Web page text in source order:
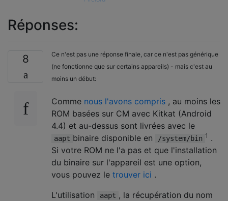
Réponses:
8
Ce n'est pas une réponse finale, car ce n'est pas générique
(ne fonctionne que sur certains appareils) - mais c'est au
moins un début:
Comme nous l'avons compris , au moins les
ROM basées sur CM avec Kitkat (Android
4.4) et au-dessus sont livrées avec le
aapt binaire disponible en /system/bin 1 .
Si votre ROM ne l'a pas et que l'installation
du binaire sur l'appareil est une option,
vous pouvez le trouver ici .
L'utilisation
aapt , la récupération du nom